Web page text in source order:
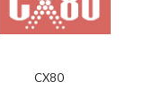
CX80